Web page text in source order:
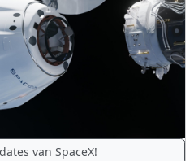
van SpaceX!